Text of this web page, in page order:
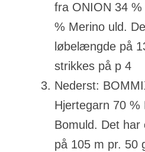
fra ONION 34
% Merino uld.
løbelængde på
strikkes på p 4
Nederst:
Hjertegarn 70 %
Bomuld. Det
på 105 m pr. 50